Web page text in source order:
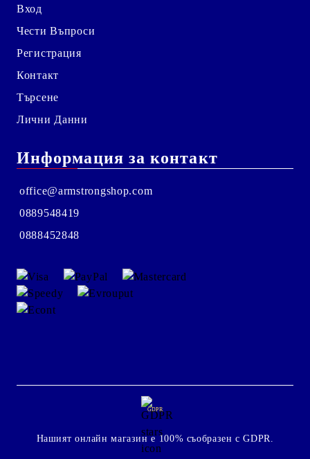
Вход
Чести Въпроси
Регистрация
Контакт
Търсене
Лични Данни
Информация за контакт
office@armstrongshop.com
0889548419
0888452848
GDPR
Нашият онлайн магазин е 100% съобразен с GDPR.